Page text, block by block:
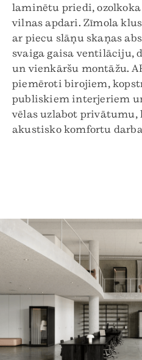
laminētu priedi,
vilnas apdari. Zīmola
ar piecu slāņu skaņas
svaiga gaisa ventilāciju,
un vienkāršu montāžu.
piemēroti birojiem,
publiskiem interjeriem
vēlas uzlabot privātumu,
akustisko komfortu